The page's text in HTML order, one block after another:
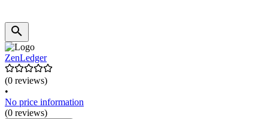
ZenLedger
(0 reviews)
•
No price information
(0 reviews)